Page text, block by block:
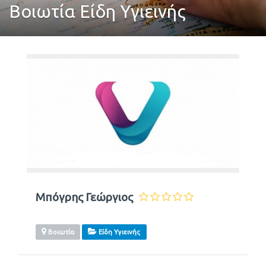
Βοιωτία Είδη Υγιεινής
Μπόγρης Γεώργιος
Βοιωτία Είδη Υγιεινής